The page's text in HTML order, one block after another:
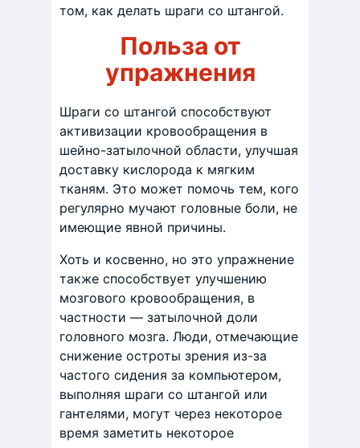
том, как делать шраги со штангой.
Польза от
упражнения
Шраги со штангой способствуют
активизации кровообращения в
шейно-затылочной области, улучшая
доставку кислорода к мягким
тканям. Это может помочь тем, кого
регулярно мучают головные боли, не
имеющие явной причины.
Хоть и косвенно, но это упражнение
также способствует улучшению
мозгового кровообращения, в
частности — затылочной доли
головного мозга. Люди, отмечающие
снижение остроты зрения из-за
частого сидения за компьютером,
выполняя шраги со штангой или
гантелями, могут через некоторое
время заметить некоторое